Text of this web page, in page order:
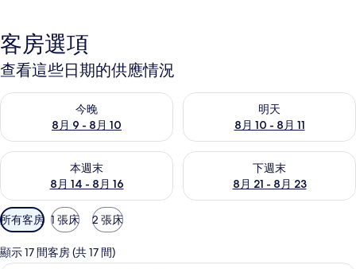
客房選項
查看這些日期的供應情況
今晚
8月 9 - 8月 10
查看今晚 (8月 9 - 8月 10) 的供應情況
明天
8月 10 - 8月 11
查看明天 (8月 10 - 8月 11) 的
本週末
8月 14 - 8月 16
查看本週末 (8月 14 - 8月 16) 的供應情況
下週末
8月 21 - 8月 23
查看下週末 (8月 21 - 8月 23)
可
用
的
所有客房 1 張床 2 張床
顯示 17 間客房 (共 17 間)